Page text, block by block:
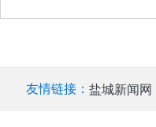
友情链接： 盐城新闻网